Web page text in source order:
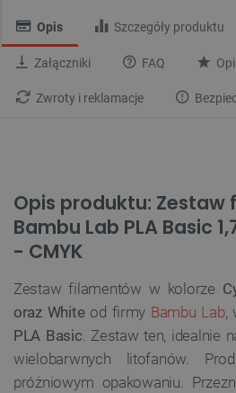
Opis Szczegóły produktu
Załączniki FAQ
Zwroty i reklamacje
Opis produktu: Zestaw
Bambu Lab PLA Basic
- CMYK
Zestaw filamentów w kolorze
oraz Whiteod firmy Bambu Lab,
PLA Basic. Zestaw ten, idealnie
wielobarwnych litofanów.
próżniowym opakowaniu.